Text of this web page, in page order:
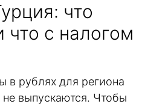
что
что с налогом
в рублях для региона
выпускаются. Чтобы